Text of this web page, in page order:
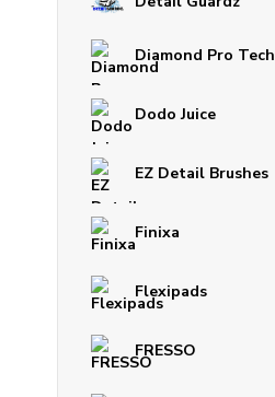
Diamond Pro Tech
Dodo Juice
EZ Detail Brushes
Finixa
Flexipads
FRESSO